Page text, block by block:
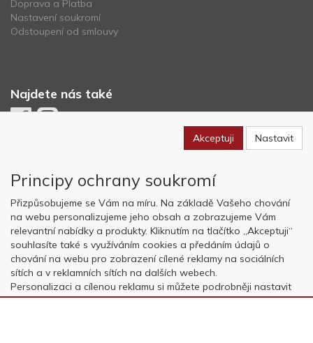
Doprava a Platba
Nastavení soukromí
Odstoupení od smlouvy
Najdete nás také
Copyright © OK AVIATION Base, s.r.o. 2022, powered byABRA E-
shop
Akceptuji Nastavit
Principy ochrany soukromí
Přizpůsobujeme se Vám na míru. Na základě Vašeho chování
na webu personalizujeme jeho obsah a zobrazujeme Vám
relevantní nabídky a produkty. Kliknutím na tlačítko „Akceptuji“
souhlasíte také s využíváním cookies a předáním údajů o
chování na webu pro zobrazení cílené reklamy na sociálních
sítích a v reklamních sítích na dalších webech.
Personalizaci a cílenou reklamu si můžete podrobněji nastavit
nebo kdykoli vypnout po kliknutí na tlačítko „Nastavit“.